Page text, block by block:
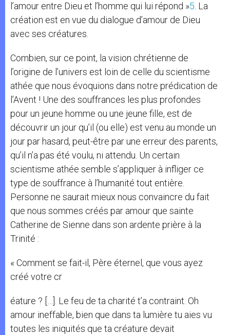
l’amour entre Dieu et l’homme qui lui répond »5 . La
création est en vue du dialogue d’amour de Dieu
avec ses créatures.
Combien, sur ce point, la vision chrétienne de
l’origine de l’univers est loin de celle du scientisme
athée que nous évoquions dans notre prédication de
l’Avent ! Une des souffrances les plus profondes
pour un jeune homme ou une jeune fille, est de
découvrir un jour qu’il (ou elle) est venu au monde un
jour par hasard, peut-être par une erreur des parents,
qu’il n’a pas été voulu, ni attendu. Un certain
scientisme athée semble s’appliquer à infliger ce
type de souffrance à l’humanité tout entière.
Personne ne saurait mieux nous convaincre du fait
que nous sommes créés par amour que sainte
Catherine de Sienne dans son ardente prière à la
Trinité :
« Comment se fait-il, Père éternel, que vous ayez
créé votre cr
éature ? […]. Le feu de ta charité t’a contraint. Oh
amour ineffable, bien que dans ta lumière tu aies vu
toutes les iniquités que ta créature devait